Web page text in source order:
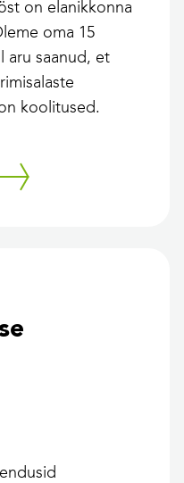
on elanikkonna
oma 15
aru saanud, et
koolitused.